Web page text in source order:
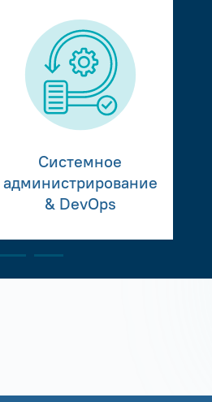
Системное
администрирование
& DevOps